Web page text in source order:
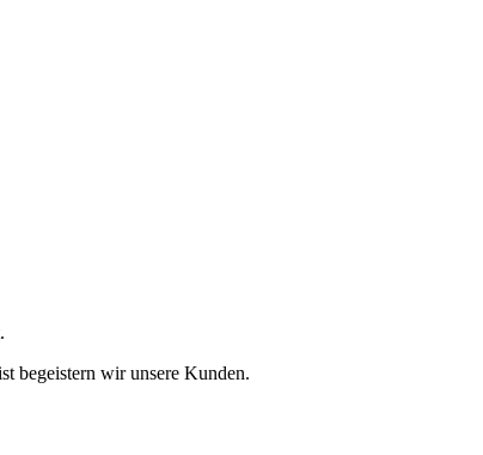
begeistern wir unsere Kunden.